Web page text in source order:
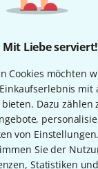
Mit Liebe serviert!
Cookies möchten
mit
Dazu zählen
von
Sie der
Statistiken
Newsletter
50 Gutscheinen
Deals